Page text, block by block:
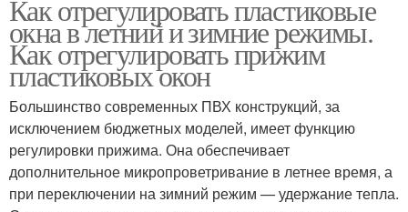
Как отрегулировать пластиковые
окна в летний и зимние режимы.
Как отрегулировать прижим
пластиковых окон
Большинство современных ПВХ конструкций, за
исключением бюджетных моделей, имеет функцию
регулировки прижима. Она обеспечивает
дополнительное микропроветривание в летнее время, а
при переключении на зимний режим — удержание тепла.